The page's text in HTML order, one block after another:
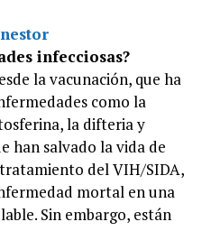
infecciosas?
la vacunación, que ha
como la
la difteria y
han salvado la vida de
del VIH/SIDA,
mortal en una
Sin embargo, están